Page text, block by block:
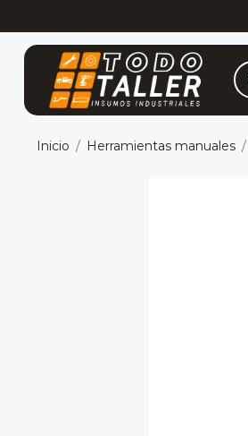
Inicio Herramientas manuales